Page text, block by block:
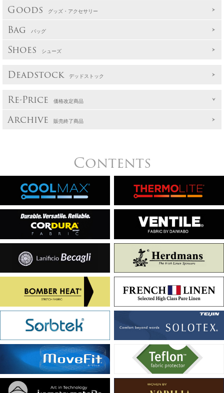
Goods グッズ・アクセサリー
Bag バッグ
Shoes シューズ
Deadstock デッドストック
Re-Price 価格改定商品
Archive 販売終了商品
Contents